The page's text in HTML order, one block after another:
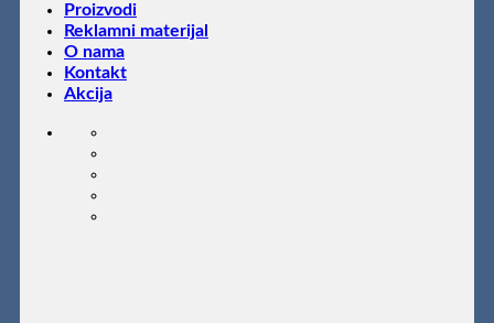
Proizvodi
Reklamni materijal
O nama
Kontakt
Akcija